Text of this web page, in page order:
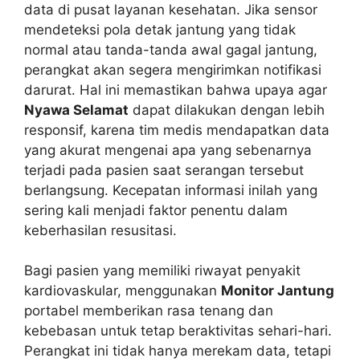
data di pusat layanan kesehatan. Jika sensor
mendeteksi pola detak jantung yang tidak
normal atau tanda-tanda awal gagal jantung,
perangkat akan segera mengirimkan notifikasi
darurat. Hal ini memastikan bahwa upaya agar
Nyawa Selamat dapat dilakukan dengan lebih
responsif, karena tim medis mendapatkan data
yang akurat mengenai apa yang sebenarnya
terjadi pada pasien saat serangan tersebut
berlangsung. Kecepatan informasi inilah yang
sering kali menjadi faktor penentu dalam
keberhasilan resusitasi.
Bagi pasien yang memiliki riwayat penyakit
kardiovaskular, menggunakan Monitor Jantung
portabel memberikan rasa tenang dan
kebebasan untuk tetap beraktivitas sehari-hari.
Perangkat ini tidak hanya merekam data, tetapi